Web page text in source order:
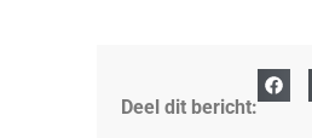
Deel dit bericht: